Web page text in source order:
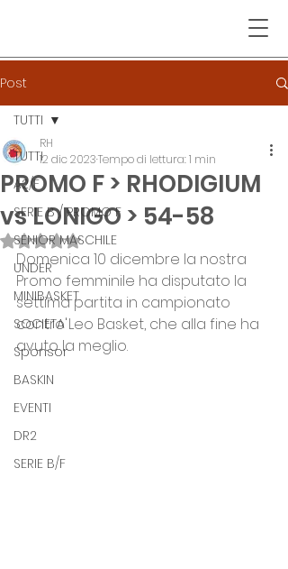
Post
TUTTI
A2/F
SERIE B / PROMO F
SENIOR MASCHILE
UNDER
MINIBASKET
SOCIETA'
Sponsor
BASKIN
EVENTI
DR2
SERIE B/F
TUTTI
PROMO F > RHODIGIUM
vs LONIGO > 54-58
RH
12 dic 2023Tempo di lettura: 1 min
Valutazione NaN stelle su 5.
Domenica 10 dicembre la nostra
Promo femminile ha disputato la
settima partita in campionato
contro Leo Basket, che alla fine ha
avuto la meglio.